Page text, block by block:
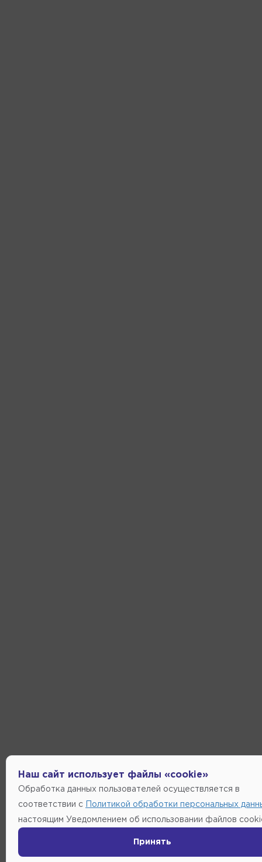
Наш сайт использует файлы «cookie»
Обработка данных пользователей осуществляется в
соответствии с Политикой обработки персональных
настоящим Уведомлением об использовании файлов
Принять